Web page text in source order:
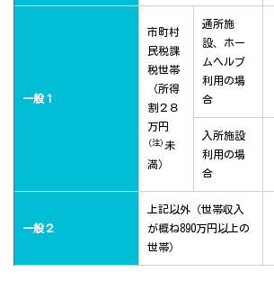
一般１
市町村
民税課
税世帯
（所得
割２８
万円
(注) 未
満）
通所施
設、ホー
ムヘルプ
利用の場
合
入所施設
利用の場
合
一般２
上記以外（世帯収入
が概ね890万円以上の
世帯）